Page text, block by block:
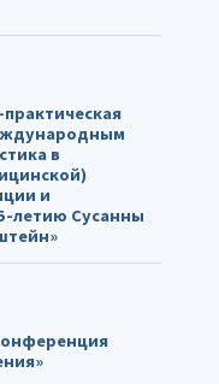
в
и
летию Сусанны